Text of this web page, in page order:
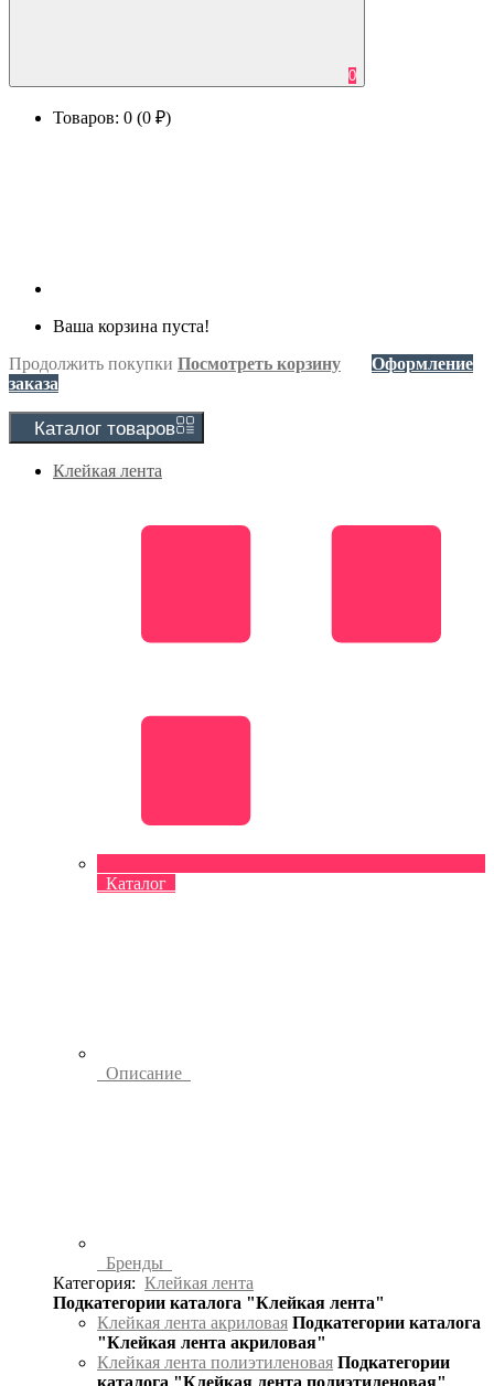
0
Товаров: 0 (0 ₽)
Ваша корзина пуста!
Продолжить покупки Посмотреть корзину
Оформление
заказа
Каталог товаров
Клейкая лента
Каталог
Описание
Бренды
Категория: Клейкая лента
Подкатегории каталога "Клейкая лента"
Клейкая лента акриловая Подкатегории каталога
"Клейкая лента акриловая"
Клейкая лента полиэтиленовая Подкатегории
каталога "Клейкая лента полиэтиленовая"